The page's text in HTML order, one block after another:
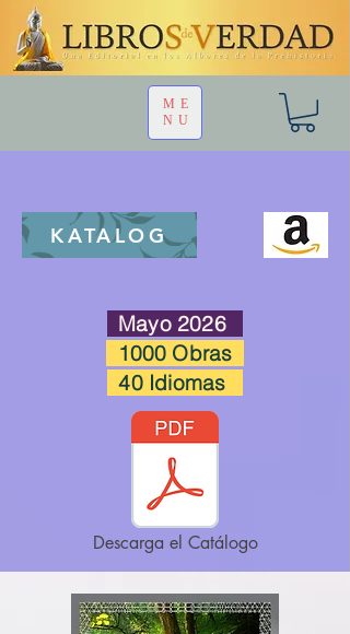
ME
NU
KATALOG
Mayo 2026
1000 Obras
40 Idiomas
Descarga el Catálogo